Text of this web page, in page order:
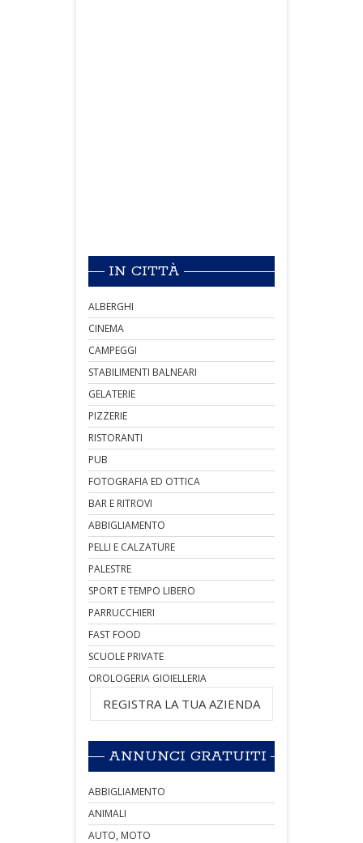
IN CITTÀ
ALBERGHI
CINEMA
CAMPEGGI
STABILIMENTI BALNEARI
GELATERIE
PIZZERIE
RISTORANTI
PUB
FOTOGRAFIA ED OTTICA
BAR E RITROVI
ABBIGLIAMENTO
PELLI E CALZATURE
PALESTRE
SPORT E TEMPO LIBERO
PARRUCCHIERI
FAST FOOD
SCUOLE PRIVATE
OROLOGERIA GIOIELLERIA
REGISTRA LA TUA AZIENDA
ANNUNCI GRATUITI
ABBIGLIAMENTO
ANIMALI
AUTO, MOTO